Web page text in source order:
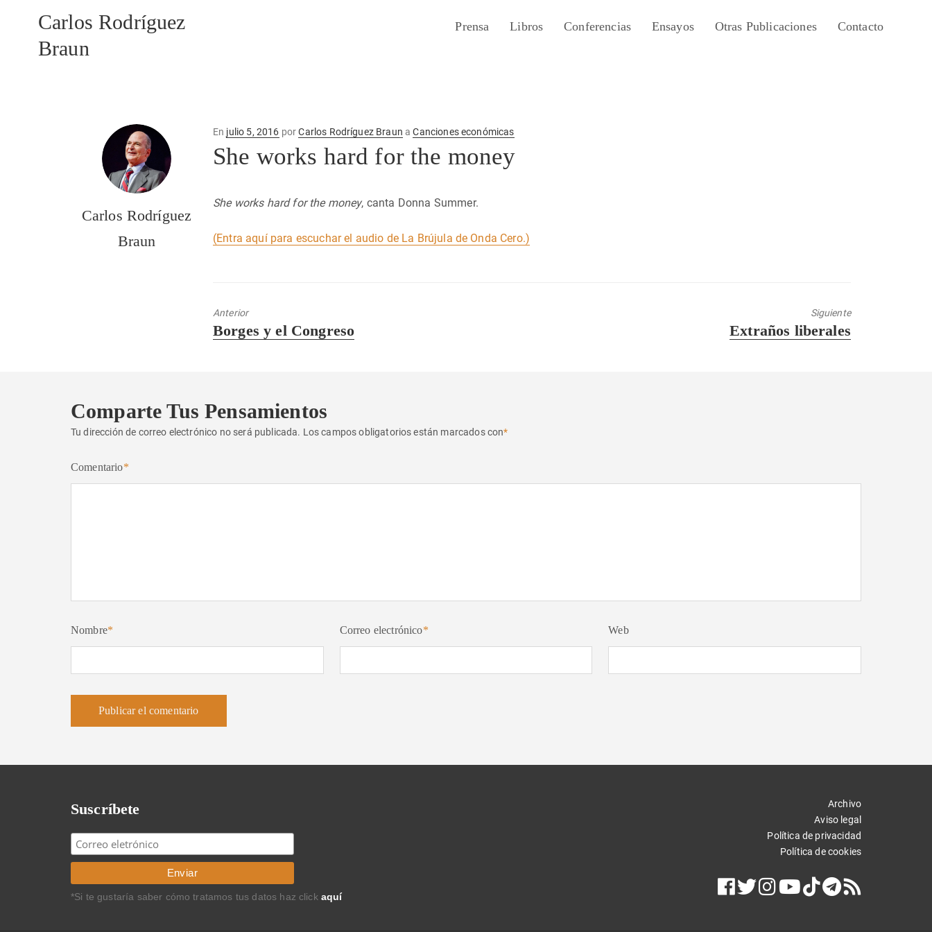
Carlos Rodríguez
Braun
Prensa Libros Conferencias Ensayos Otras Publicaciones Contacto
Carlos Rodríguez
Braun
En Publicado
en
julio 5, 2016 porCarlos Rodríguez Braun aCanciones económicas
She works hard for the money
She works hard for the money, canta Donna Summer.
(Entra aquí para escuchar el audio de La Brújula de Onda Cero.)
Anterior
Entrada
Borges y el Congreso
Siguiente
Entrada
Extraños liberales
Comparte Tus Pensamientos
Tu dirección de correo electrónico no será publicada. Los campos obligatorios están marcados con*
Comentario*
Nombre* Correo electrónico* Web
Suscríbete
*Si te gustaría saber cómo tratamos tus datos haz click aquí
Archivo
Aviso legal
Política de privacidad
Política de cookies